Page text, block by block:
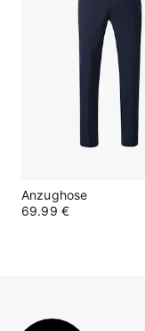
Anzughose
69.99 €